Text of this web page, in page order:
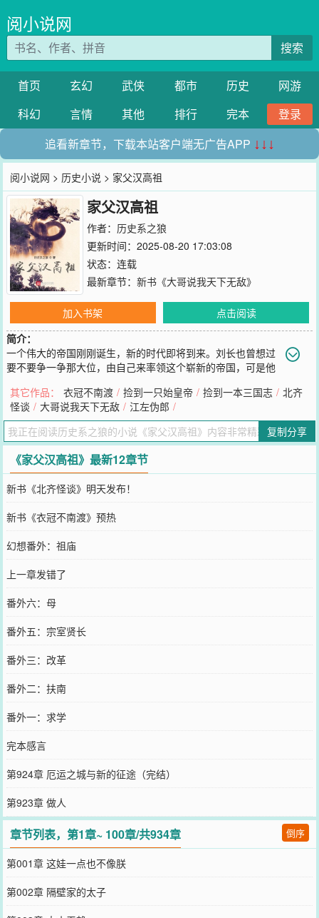
阅小说网
搜索
首页 玄幻 武侠 都市 历史
网游
科幻
言情 其他 排行 完本
登录
追看新章节，下载本站客户端无广告APP ↓↓↓
阅小说网 > 历史小说 > 家父汉高祖
家父汉高祖
作者： 历史系之狼
更新时间：2025-08-20 17:03:08
状态：连载
最新章节： 新书《大哥说我天下无敌》
加入书架
点击阅读
简介：
一个伟大的帝国刚刚诞生，新的时代即将到来。刘长也曾想过
要不要争一争那大位，由自己来率领这个崭新的帝国，可是他
是乎，刘长戴上了穿越者之耻的帽子，开始了混吃等死的咸鱼生活。
又名《我愚蠢的欧豆豆》，《这娃其实是项羽的吧？》，《跟你这样
的虫豸怎么能治好大汉》等等。
您要是觉得《家父汉高祖》还不错的话请不要忘记向您QQ群和微博微
信里的朋友推荐哦！
其它作品： 衣冠不南渡 / 捡到一只始皇帝 / 捡到一本三国志 / 北齐
怪谈 / 大哥说我天下无敌 / 江左伪郎 /
复制分享
《家父汉高祖》最新12章节
新书《北齐怪谈》明天发布！
新书《衣冠不南渡》预热
幻想番外：祖庙
上一章发错了
番外六：母
番外五：宗室贤长
番外三：改革
番外二：扶南
番外一：求学
完本感言
第924章 厄运之城与新的征途（完结）
第923章 做人
章节列表，第1章~ 100章/共934章 倒序
第001章 这娃一点也不像朕
第002章 隔壁家的太子